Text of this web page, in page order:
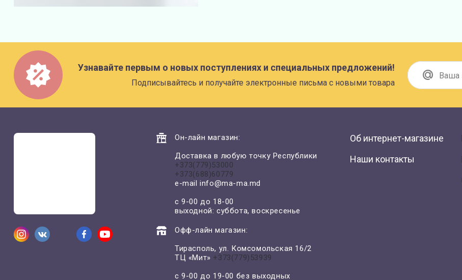
Узнавайте первым о новых поступлениях и специальных предложений!
Подписывайтесь и получайте электронные письма с новыми товара
Он-лайн магазин:
Доставка в любую точку Республики
+373(779)53000
+373(688)60779
e-mailinfo@ma-ma.md
с 9-00 до 18-00
выходной: суббота, воскресенье
Офф-лайн магазин:
Тирасполь, ул. Комсомольская 16/2
ТЦ «Мит» +373(779)53939
с 9-00 до 19-00 без выходных
Об интернет-магазине
Наши контакты